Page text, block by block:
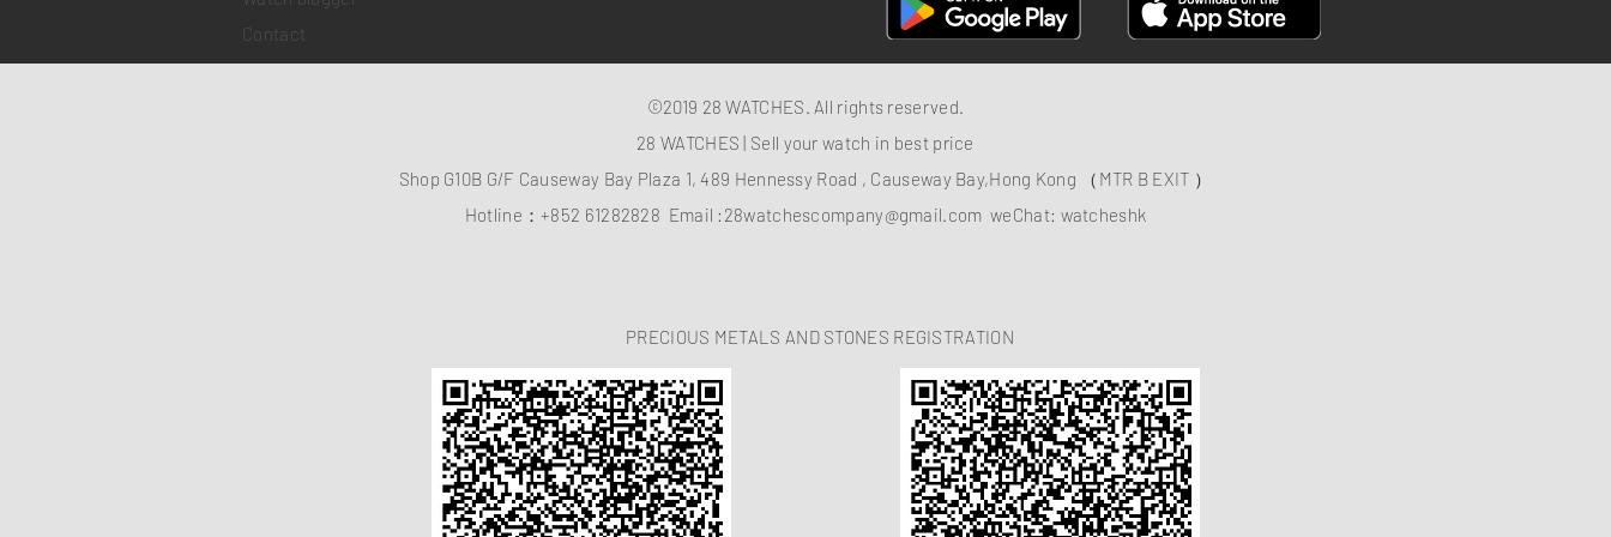
Contact
©2019 28 WATCHES. All rights reserved.
28 WATCHES | Sell your watch in best price
Shop G10B G/F Causeway Bay Plaza 1, 489 Hennessy Road , Causeway Bay,Hong Kong （MTR B EXIT ）
Hotline：+852 61282828 Email : 28watchescompany@gmail.com weChat: watcheshk
PRECIOUS METALS AND STONES REGISTRATION